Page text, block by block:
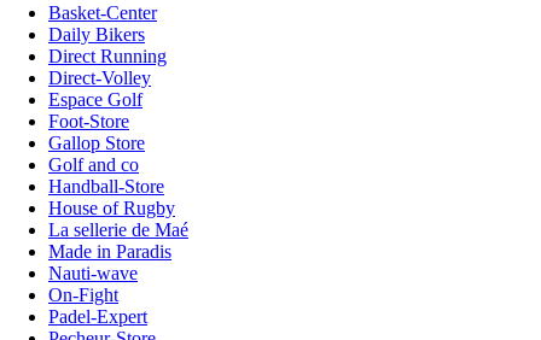
Basket-Center
Daily Bikers
Direct Running
Direct-Volley
Espace Golf
Foot-Store
Gallop Store
Golf and co
Handball-Store
House of Rugby
La sellerie de Maé
Made in Paradis
Nauti-wave
On-Fight
Padel-Expert